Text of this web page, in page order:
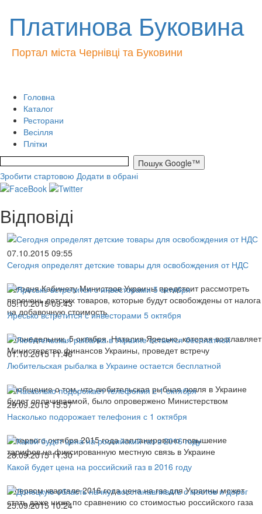
Платинова Буковина
Портал міста Чернівці та Буковини
Головна
Каталог
Ресторани
Весілля
Плітки
Зробити стартовою Додати в обрані
Відповіді
07.10.2015 09:55
Сегодня определят детские товары для освобождения от НДС
Сегодня Кабинету Министров Украины предстоит рассмотреть
перечень детских товаров, которые будут освобождены от налога
на добавочную стоимость
05.10.2015 09:43
Яресько встретится с инвесторами 5 октября
В понедельник, 5 октября, Наталия Яресько, которая возглавляет
Министерство финансов Украины, проведет встречу
01.10.2015 11:46
Любительская рыбалка в Украине остается бесплатной
Сообщение о том, что любительская рыбная ловля в Украине
будет оплачиваемой, было опровержено Министерством
29.09.2015 15:57
Насколько подорожает телефония с 1 октября
С первого октября 2015 года запланировано повышение
тарифов на фиксированную местную связь в Украине
28.09.2015 11:30
Какой будет цена на российский газ в 2016 году
В первом квартале 2016 года цена на газ для Украины может
стать даже ниже по сравнению со стоимостью российского газа
25.09.2015 10:24